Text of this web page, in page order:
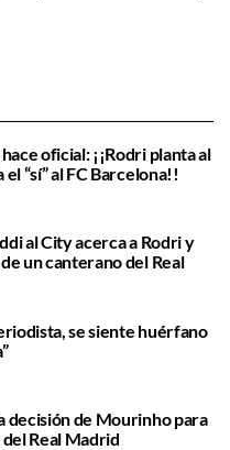
oficial: ¡¡Rodri planta al
“sí” al FC Barcelona!!
al City acerca a Rodri y
un canterano del Real
se siente huérfano
decisión de Mourinho para
Real Madrid